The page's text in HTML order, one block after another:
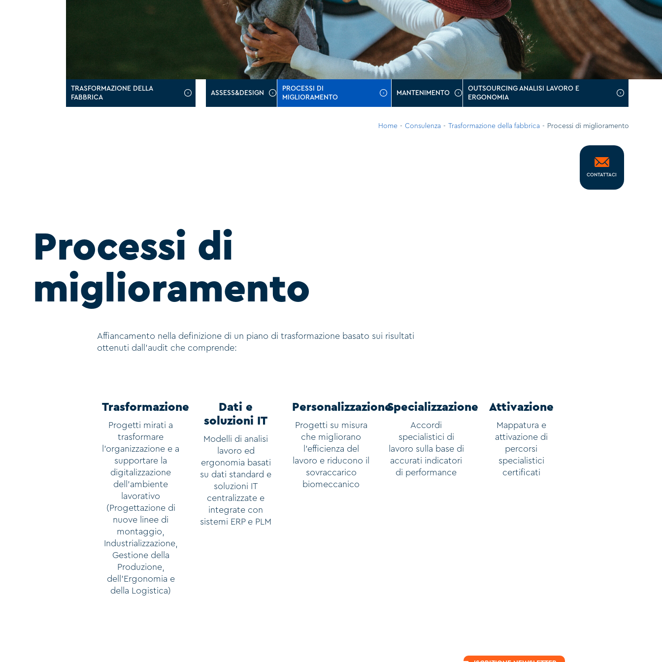
TRASFORMAZIONE DELLA
FABBRICA
ASSESS&DESIGN
PROCESSI DI
MIGLIORAMENTO
MANTENIMENTO
OUTSOURCING ANALISI LAVORO E
ERGONOMIA
Home - Consulenza - Trasformazione della fabbrica - Processi di miglioramento
CONTATTACI
Processi di
miglioramento
Affiancamento nella definizione di un piano di trasformazione basato sui risultati
ottenuti dall’audit che comprende:
Trasformazione
Progetti mirati a
trasformare
l’organizzazione e a
supportare la
digitalizzazione
dell’ambiente
lavorativo
(Progettazione di
nuove linee di
montaggio,
Industrializzazione,
Gestione della
Produzione,
dell’Ergonomia e
della Logistica)
Dati e
soluzioni IT
Modelli di analisi
lavoro ed
ergonomia basati
su dati standard e
soluzioni IT
centralizzate e
integrate con
sistemi ERP e PLM
Personalizzazione
Progetti su misura
che migliorano
l’efficienza del
lavoro e riducono il
sovraccarico
biomeccanico
Specializzazione
Accordi
specialistici di
lavoro sulla base di
accurati indicatori
di performance
Attivazione
Mappatura e
attivazione di
percorsi
specialistici
certificati